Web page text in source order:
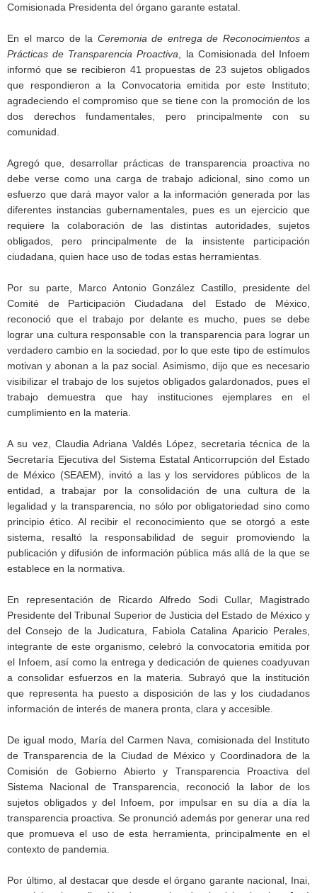
Comisionada Presidenta del órgano garante estatal.
En el marco de la Ceremonia de entrega de Reconocimientos a
Prácticas de Transparencia Proactiva , la Comisionada del Infoem
informó que se recibieron 41 propuestas de 23 sujetos obligados
que respondieron a la Convocatoria emitida por este Instituto;
agradeciendo el compromiso que se tiene con la promoción de los
dos derechos fundamentales, pero principalmente con su
comunidad.
Agregó que, desarrollar prácticas de transparencia proactiva no
debe verse como una carga de trabajo adicional, sino como un
esfuerzo que dará mayor valor a la información generada por las
diferentes instancias gubernamentales, pues es un ejercicio que
requiere la colaboración de las distintas autoridades, sujetos
obligados, pero principalmente de la insistente participación
ciudadana, quien hace uso de todas estas herramientas.
Por su parte, Marco Antonio González Castillo, presidente del
Comité de Participación Ciudadana del Estado de México,
reconoció que el trabajo por delante es mucho, pues se debe
lograr una cultura responsable con la transparencia para lograr un
verdadero cambio en la sociedad, por lo que este tipo de estímulos
motivan y abonan a la paz social. Asimismo, dijo que es necesario
visibilizar el trabajo de los sujetos obligados galardonados, pues el
trabajo demuestra que hay instituciones ejemplares en el
cumplimiento en la materia.
A su vez, Claudia Adriana Valdés López, secretaria técnica de la
Secretaría Ejecutiva del Sistema Estatal Anticorrupción del Estado
de México (SEAEM), invitó a las y los servidores públicos de la
entidad, a trabajar por la consolidación de una cultura de la
legalidad y la transparencia, no sólo por obligatoriedad sino como
principio ético. Al recibir el reconocimiento que se otorgó a este
sistema, resaltó la responsabilidad de seguir promoviendo la
publicación y difusión de información pública más allá de la que se
establece en la normativa.
En representación de Ricardo Alfredo Sodi Cullar, Magistrado
Presidente del Tribunal Superior de Justicia del Estado de México y
del Consejo de la Judicatura, Fabiola Catalina Aparicio Perales,
integrante de este organismo, celebró la convocatoria emitida por
el Infoem, así como la entrega y dedicación de quienes coadyuvan
a consolidar esfuerzos en la materia. Subrayó que la institución
que representa ha puesto a disposición de las y los ciudadanos
información de interés de manera pronta, clara y accesible.
De igual modo, María del Carmen Nava, comisionada del Instituto
de Transparencia de la Ciudad de México y Coordinadora de la
Comisión de Gobierno Abierto y Transparencia Proactiva del
Sistema Nacional de Transparencia, reconoció la labor de los
sujetos obligados y del Infoem, por impulsar en su día a día la
transparencia proactiva. Se pronunció además por generar una red
que promueva el uso de esta herramienta, principalmente en el
contexto de pandemia.
Por último, al destacar que desde el órgano garante nacional, Inai,